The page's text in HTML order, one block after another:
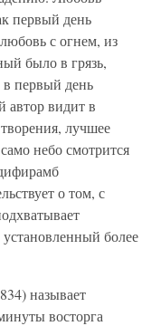
первый день
с огнем, из
было в грязь,
первый день
автор видит в
лучшее
небо смотрится
о том, с
более
называет
восторга